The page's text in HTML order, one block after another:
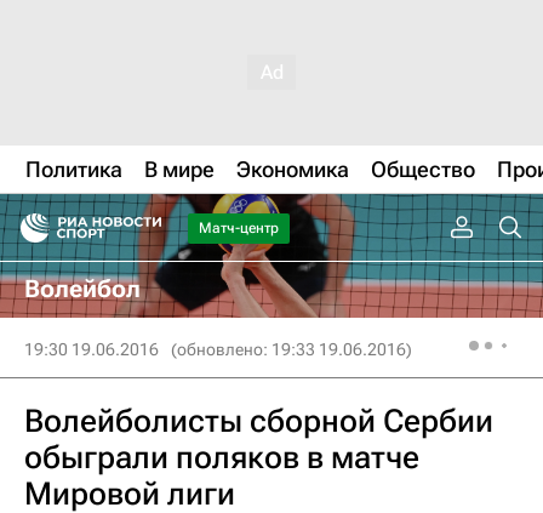
Политика В мире Экономика Общество
Матч-центр
Волейбол
19:30 19.06.2016 (обновлено: 19:33 19.06.2016)
Волейболисты сборной Сербии
обыграли поляков в матче
Мировой лиги